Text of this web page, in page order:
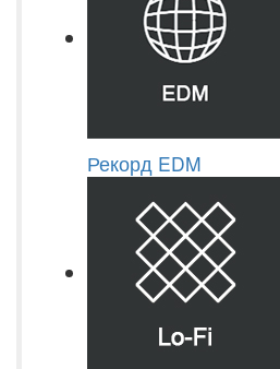
Рекорд EDM